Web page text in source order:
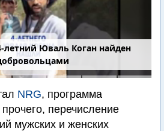
летний Юваль Коган найден
NRG, программа
перечисление
мужских и женских